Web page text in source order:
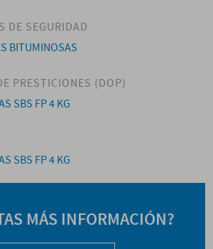
DE SEGURIDAD
BITUMINOSAS
PRESTICIONES (DOP)
SBS FP 4 KG
SBS FP 4 KG
MÁS INFORMACIÓN?